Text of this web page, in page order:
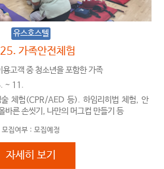
유스호스텔
가족안전체험
용고객 중 청소년을 포함한 가족
~ 11.
술 체험(CPR/AED 등). 하임리히법 체험, 안
바른 손씻기, 나만의 머그컵 만들기 등
모집여부 : 모집예정
2025. 가족안전체험
자세히 보기